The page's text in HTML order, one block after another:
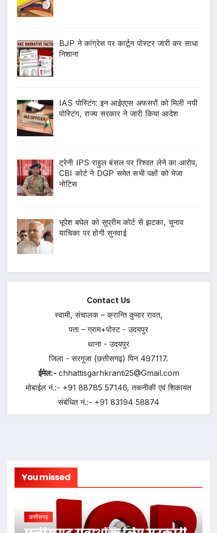
BJP ने कांग्रेस पर कार्टून पोस्टर जारी कर साधा
निशाना
IAS पोस्टिंग: इन आईएएस अफसरों को मिली नयी
पोस्टिंग, राज्य सरकार ने जारी किया आदेश
ट्रेनी IPS राहुल बंसल पर रिश्वत लेने का आरोप,
CBI कोर्ट ने DGP समेत सभी पक्षों को भेजा
नोटिस
भूपेश बघेल को सुप्रीम कोर्ट से झटका, चुनाव
याचिका पर होगी सुनवाई
Contact Us
स्वामी, संचालक – क्रान्ति कुमार रावत,
पता – ग्राम+पोस्ट - उदयपुर
थाना - उदयपुर
जिला - सरगुजा (छत्तीसगढ़) पिन 497117.
ईमेल:- chhattisgarhkranti25@Gmail.com
मोबाईल नं.:- +91 88785 57146, तकनीकी एवं शिकायत
संबंधित नं.:- +91 83194 58874
You missed
छत्तीसगढ़